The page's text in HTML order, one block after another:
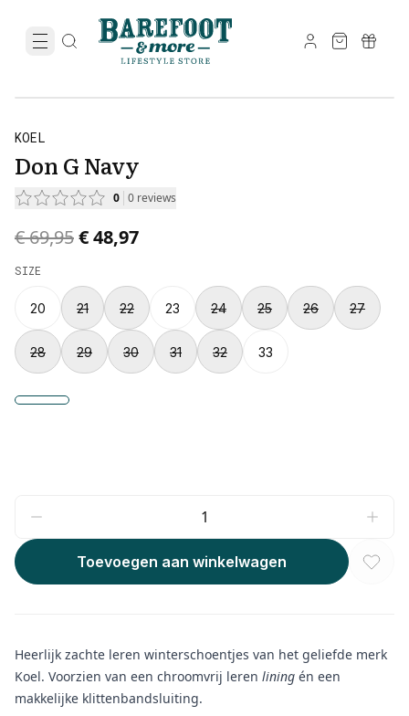
KOEL
Don G Navy
0 0 reviews
Original price was € 69,95.
€ 69,95Current price is € 48,97.
€ 48,97
SIZE
20 21 22 23 24 25 26 27
28 29 30 31 32 33
Toevoegen aan winkelwagen
Heerlijk zachte leren winterschoentjes van het geliefde merk
Koel. Voorzien van een chroomvrij leren lining én een
makkelijke klittenbandsluiting.